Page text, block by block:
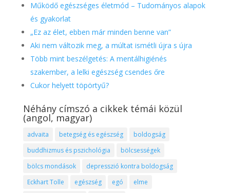
Működő egészséges életmód – Tudományos alapok
és gyakorlat
„Ez az élet, ebben már minden benne van”
Aki nem változik meg, a múltat ismétli újra s újra
Több mint beszélgetés: A mentálhigiénés
szakember, a lelki egészség csendes őre
Cukor helyett töpörtyű?
Néhány címszó a cikkek témái közül
(angol, magyar)
advaita betegség és egészség
boldogság
buddhizmus és pszichológia
bölcsességek
bölcs mondások
depresszió kontra boldogság
Eckhart Tolle
egészség egó
elme